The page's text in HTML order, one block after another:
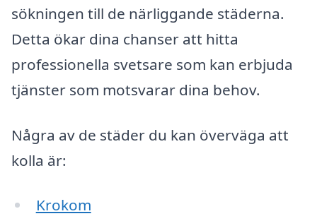
sökningen till de närliggande städerna.
Detta ökar dina chanser att hitta
professionella svetsare som kan erbjuda
tjänster som motsvarar dina behov.
Några av de städer du kan överväga att
kolla är:
Krokom